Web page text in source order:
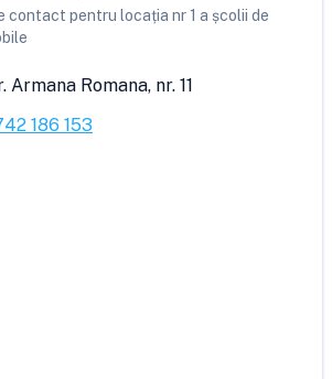
contact pentru locația nr 1 a școlii de
Armana Romana, nr. 11
186 153